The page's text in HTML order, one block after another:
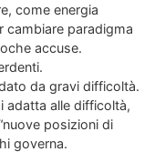
come energia
cambiare paradigma
accuse.
da gravi difficoltà.
adatta alle difficoltà,
posizioni di
governa.